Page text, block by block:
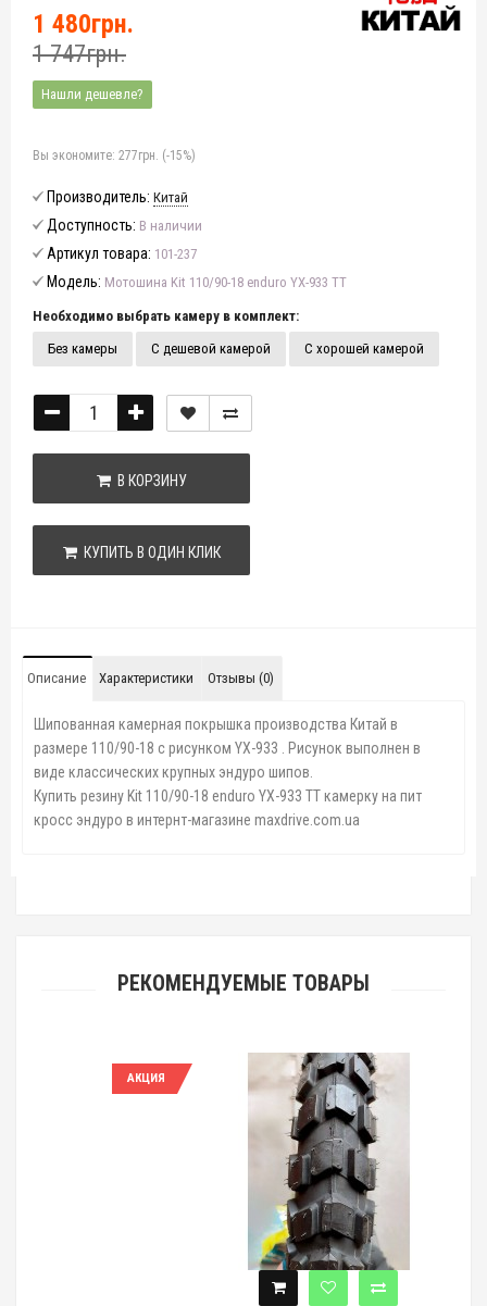
1 480грн.
1 747грн.
Нашли дешевле?
Вы экономите: 277грн. (-15%)
Производитель: Китай
Доступность: В наличии
Артикул товара: 101-237
Модель: Мотошина Kit 110/90-18 enduro YX-933 TT
Необходимо выбрать камеру в комплект:
Без камеры
С дешевой камерой С хорошей камерой
В КОРЗИНУ
КУПИТЬ В ОДИН КЛИК
Описание Характеристики Отзывы (0)
Шипованная камерная покрышка производства Китай в
размере 110/90-18 с рисунком YX-933 . Рисунок выполнен в
виде классических крупных эндуро шипов.
Купить резину Kit 110/90-18 enduro YX-933 TT камерку на пит
кросс эндуро в интернт-магазине maxdrive.com.ua
РЕКОМЕНДУЕМЫЕ ТОВАРЫ